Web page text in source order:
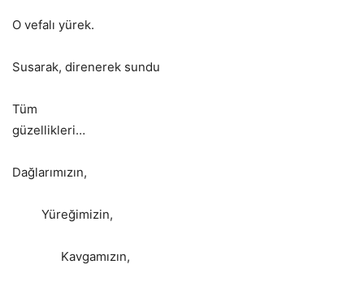
O vefalı yürek.
Susarak, direnerek sundu
Tüm
Dağlarımızın,
Yüreğimizin,
Kavgamızın,